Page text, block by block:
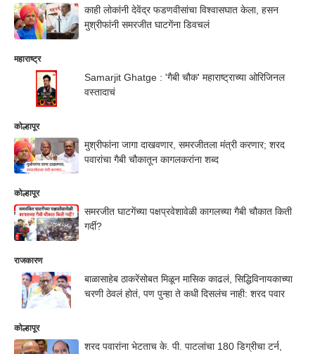
काही लोकांनी देवेंद्र फडणवीसांचा विश्वासघात केला, हसन
मुश्रीफांनी समरजीत घाटगेंना डिवचलं
महाराष्ट्र
Samarjit Ghatge : 'गैबी चौक' महाराष्ट्राच्या ओरिजिनल
वस्तादाचं
कोल्हापूर
मुश्रीफांना जागा दाखवणार, समरजीतला मंत्री करणार; शरद
पवारांचा गैबी चौकातून कागलकरांना शब्द
कोल्हापूर
समरजीत घाटगेंच्या पक्षप्रवेशावेळी कागलच्या गैबी चौकात किती
गर्दी?
राजकारण
बाळासाहेब ठाकरेंसोबत मिळून मासिक काढलं, सिद्धिविनायकाच्या
चरणी ठेवलं होतं, पण पुन्हा ते कधी दिसलंच नाही: शरद पवार
कोल्हापूर
शरद पवारांना भेटताच के. पी. पाटलांचा 180 डिग्रीचा टर्न,